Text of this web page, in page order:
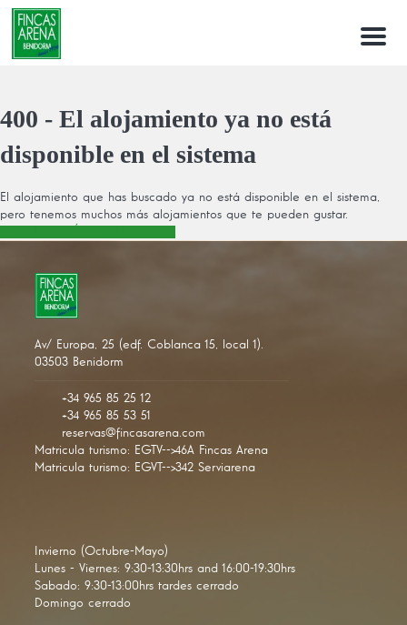
Menu
400 - El alojamiento ya no está
disponible en el sistema
El alojamiento que has buscado ya no está disponible en el sistema,
pero tenemos muchos más alojamientos que te pueden gustar.
Av/ Europa, 25 (edf. Coblanca 15, local 1).
03503 Benidorm
+34 965 85 25 12
+34 965 85 53 51
reservas@fincasarena.com
Matricula turismo: EGTV-->46A Fincas Arena
Matricula turismo: EGVT-->342 Serviarena
Invierno (Octubre-Mayo)
Lunes - Viernes: 9:30-13:30hrs and 16:00-19:30hrs
Sabado: 9:30-13:00hrs tardes cerrado
Domingo cerrado